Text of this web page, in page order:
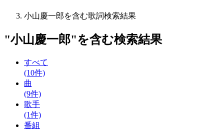
小山慶一郎を含む歌詞検索結果
"小山慶一郎"を含む検索結果
すべて
(10件)
曲
(9件)
歌手
(1件)
番組